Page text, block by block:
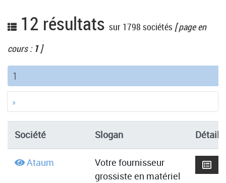
12 résultats sur 1798 sociétés [ page en
cours : 1]
1
»
Société Slogan Détails
Ataum
Votre fournisseur
grossiste en matériel